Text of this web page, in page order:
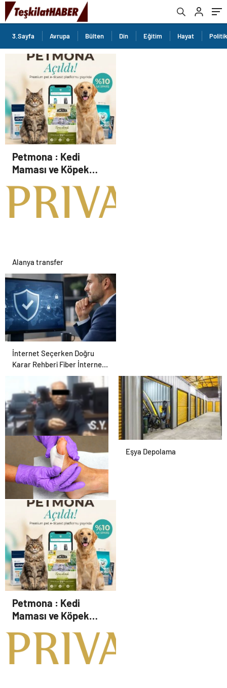
3.Sayfa Avrupa Bülten Din Eğitim Hayat
Petmona : Kedi
Maması ve Köpek
Hayvan Ürünleri
Alanya transfer
İnternet Seçerken Doğru
Karar Rehberi Fiber İnternet
25 Yıllık Miras Davasında
Gözler Temmuz Ayındaki
Karar Duruşmasına Çevrildi
Eşya Depolama
Ortopodoloji İle Diyabetik
Ayak Yarası Tedavisi
Petmona : Kedi
Maması ve Köpek
Hayvan Ürünleri